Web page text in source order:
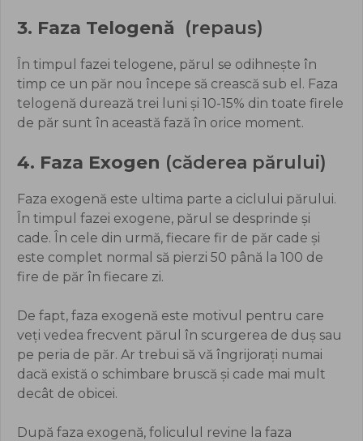
3. Faza Telogenă (repaus)
În timpul fazei telogene, părul se odihnește în
timp ce un păr nou începe să crească sub el. Faza
telogenă durează trei luni și 10-15% din toate firele
de păr sunt în această fază în orice moment.
4. Faza Exogen (căderea părului)
Faza exogenă este ultima parte a ciclului părului.
În timpul fazei exogene, părul se desprinde și
cade. În cele din urmă, fiecare fir de păr cade și
este complet normal să pierzi 50 până la 100 de
fire de păr în fiecare zi.
De fapt, faza exogenă este motivul pentru care
veți vedea frecvent părul în scurgerea de duș sau
pe peria de păr. Ar trebui să vă îngrijorați numai
dacă există o schimbare bruscă și cade mai mult
decât de obicei.
După faza exogenă, foliculul revine la faza